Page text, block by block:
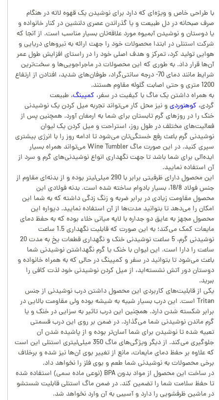
با طراحی خاص و ویژه‌ای که دارد برای نوشیدن یک قهوه لاته در هنگام
صرف صبحانه در دل طبیعت و یا گذراندن عصری دلنشین در کنار خانواده و
یا دوستان و نوشیدن آبمیوه مورد علاقه‌تان بسیار مناسب است. از آنجا که
شرکت استنلی در ابتدا محصولات خود را جهت ارائه به نیروهای دریایی و
هوایی تولید کرد، تمرکز و هدف اصلی خود را در راستای افزایش طول عمر
آن‌ها قرار داد. به طوری که این محصولات در ماجراجویی‌ها و سخت‌ترین
شرایط مانند دمای 70- درجه سانتی‌گراد، طوفان‌های شدید، افتادن از ارتفاع
1200 متری و حتی اصابت گلوله مقاوم هستند.
به همراه داشتن یک ماگ با کیفیت در سفر، کمپینگ، طبیعت
گردی، کوهنوردیو نیز محل کار می‌تواند تجربه میل کردن یک نوشیدنی
خنک را در روزهای گرم تابستان برای شما به ارمغان آورد. همچنین پس از
فعالیت‌های مختلف در طول روز، استراحت و میل کردن یک لیوان
نوشیدنی گرم باعث رفع خستگی‌تان می‌شود تا ادامه روز را با انرژی بیشتری
سپری کنید. در این صورت ماگ Wine Tumbler می‌تواند همراه بسیار
ایده‌آلی برای شما باشد تا جهت نگهداری انواع نوشیدنی‌های گرم و سرد از
آن استفاده نمایید.
این محصول دارای ظرفیتی برابر با 290 میلی‌لیتر بوده و از بدنه‌ای مقاوم از
جنس فولاد 18/8، بسیار بادوام ساخته شده است. بدنه فولادی این
محصول مقاومت زیادی در برابر ضربه و زنگ زدگی داشته که به شما این
امکان را می‌دهد تا بتوانید مدت‌ها از آن استفاده نمایید. دیواره این
محصول مجهز به عایق دو جداره با لایه میانی خلاء بوده که به حفظ دمای
مایعات کمک می‌کند؛ به این صورت که قابلیت نگهداری 1.5 ساعت
نوشیدنی گرم، 5 ساعت نوشیدنی خنک و نگهداری قطعات یخ به مدت 20
ساعت را دارا است. این لیوان با خنک یا گرم نگهداشتن نوشیدنی شما
باعث می‌شود تا بتوانید در سفر و کمپینگ در حالی که به همراه خانواده و
دوستان دور آتش نشسته‌اید، از میل کردن نوشیدنی خود لذت کافی را
ببرید.
یکی از قابلیت‌های کاربردی این محصول داشتن درب نوشیدنی از جنس
Tritan است. این درب بسیار شبیه به شیشه بوده ولی مقاومت بالایی در
برابر شکسته شدن دارد. همچنین این درب تاثیر به سزایی در خنک و یا
گرم ماندن نوشیدنی شما می‌گذارد. در ضمن بر روی این درب قسمتی
تعبیه شده تا نوشیدن برای شما آسان‌تر بوده و از پاشیده شدن آن
جلوگیری می‌کند. از دیگر ویژگی‌های ماگ 350 میلی‌لیتری استنلی این است
که علاوه بر حفظ دمای مایعات، مانع از تغییر بوی آن‌ها نیز شده و برخلاف
برخی محصولات به نوشیدنی شما طعم و بوی فلز را نخواهد داد.
در ساخت این محصول از مواد بدون BPA (نوعی ماده سمی) استفاده شده
تا حفظ سلامت شما را تضمین کند. در ضمن ماگ استنلی قابلیت شستشو
در ماشین ظرفشویی را دارد و آسیبی به آن وارد نخواهد شد.